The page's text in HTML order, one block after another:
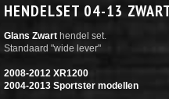
HENDELSET 04-13
Glans Zwart hendel set.
Standaard "wide lever"
2008-2012 XR1200
2004-2013 Sportster modellen